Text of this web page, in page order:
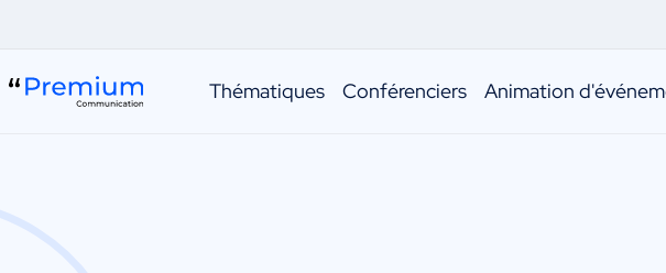
Thématiques Conférenciers Animation